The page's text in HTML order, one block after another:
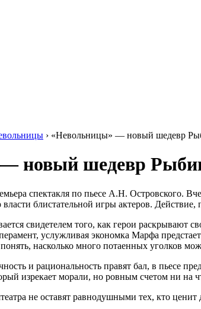
› «Невольницы» — новый шедевр
новый шедевр
спектакля по пьесе А.Н. Островского.
власти блистательной игры актеров.
свидетелем того, как герои
услужливая экономка Марфа
насколько много потаенных уголков
и рациональность правят бал, в пьесе
изрекает морали, но ровным счетом ни на
не оставят равнодушными тех, кто